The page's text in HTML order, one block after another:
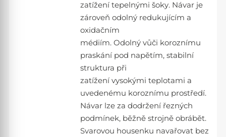
zatížení tepelnými šoky. Návar je
zároveň odolný redukujícím a
oxidačním
médiím. Odolný vůči koroznímu
praskání pod napětím, stabilní
struktura při
zatížení vysokými teplotami a
uvedenému koroznímu prostředí.
Návar lze za dodržení řezných
podmínek, běžně strojně obrábět.
Svarovou housenku navařovat bez